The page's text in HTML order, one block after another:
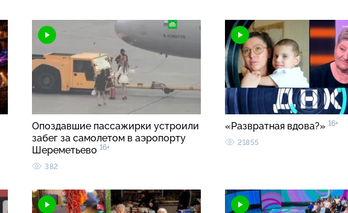
Опоздавшие пассажирки устроили
забег за самолетом в аэропорту
Шереметьево 16+
382
«Развратная вдова?» 16+
21855